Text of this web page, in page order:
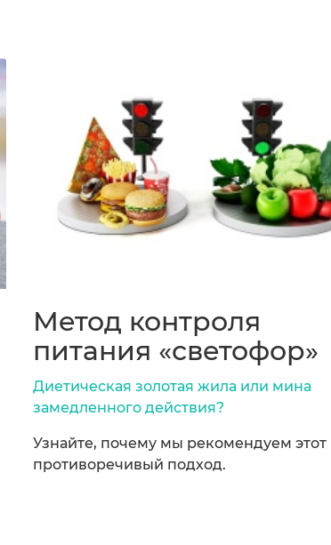
Метод контроля
питания «светофор»
Диетическая золотая жила или мина
замедленного действия?
Узнайте, почему мы рекомендуем этот
противоречивый подход.